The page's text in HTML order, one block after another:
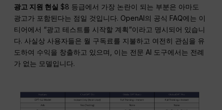
광고 지원 현실 $8 등급에서 가장 논란이 되는 부분은 아마도
광고가 포함된다는 점일 것입니다. OpenAI의 공식 FAQ에는 이
티어에서 “광고 테스트를 시작할 계획”이라고 명시되어 있습니
다. 사실상 사용자들은 월 구독료를 지불하고 여전히 관심을 유
도하여 수익을 창출하고 있으며, 이는 전문 AI 도구에서는 전례
가 없는 모델입니다.